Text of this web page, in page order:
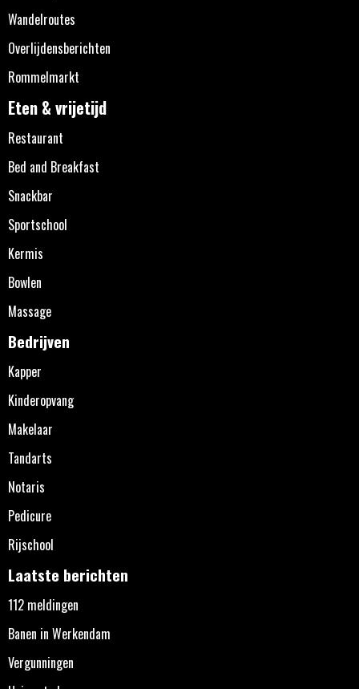
Wandelroutes
Overlijdensberichten
Rommelmarkt
Eten & vrijetijd
Restaurant
Bed and Breakfast
Snackbar
Sportschool
Kermis
Bowlen
Massage
Bedrijven
Kapper
Kinderopvang
Makelaar
Tandarts
Notaris
Pedicure
Rijschool
Laatste berichten
112 meldingen
Banen in Werkendam
Vergunningen